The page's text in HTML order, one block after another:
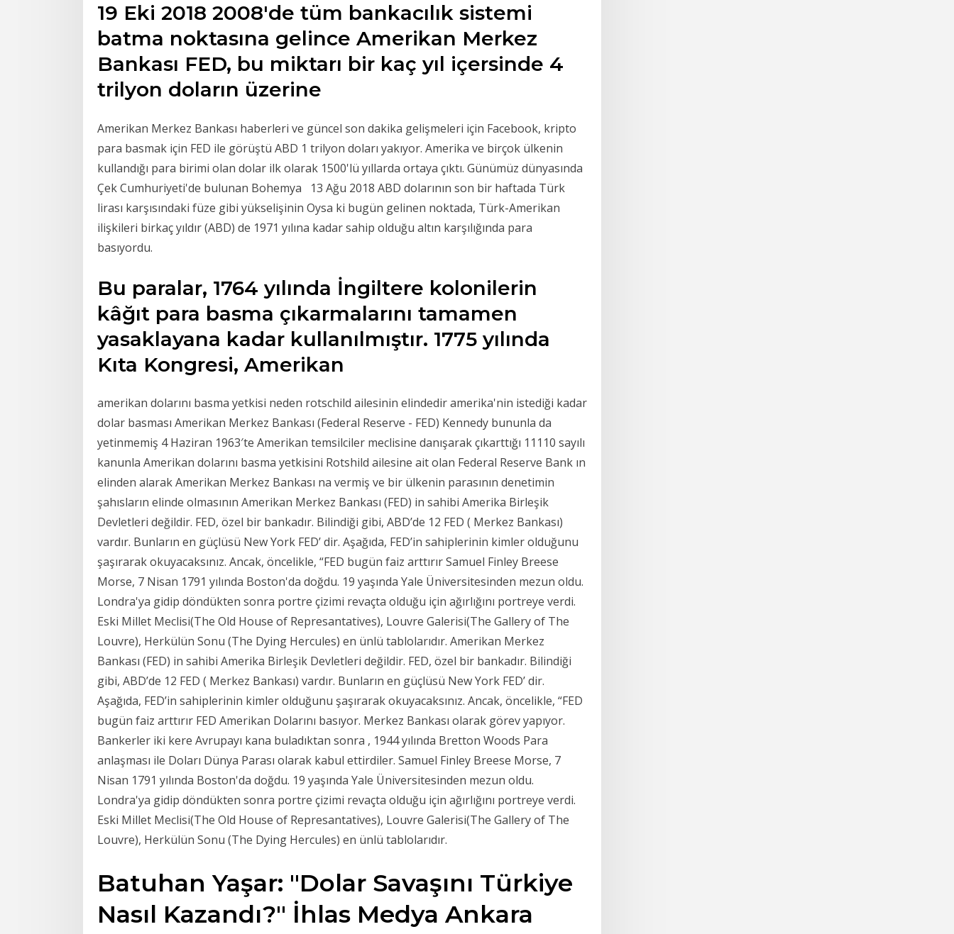
19 Eki 2018 2008'de tüm bankacılık sistemi
batma noktasına gelince Amerikan Merkez
Bankası FED, bu miktarı bir kaç yıl içersinde 4
trilyon doların üzerine
Amerikan Merkez Bankası haberleri ve güncel son dakika gelişmeleri için Facebook, kripto
para basmak için FED ile görüştü ABD 1 trilyon doları yakıyor. Amerika ve birçok ülkenin
kullandığı para birimi olan dolar ilk olarak 1500'lü yıllarda ortaya çıktı. Günümüz dünyasında
Çek Cumhuriyeti'de bulunan Bohemya 13 Ağu 2018 ABD dolarının son bir haftada Türk
lirası karşısındaki füze gibi yükselişinin Oysa ki bugün gelinen noktada, Türk-Amerikan
ilişkileri birkaç yıldır (ABD) de 1971 yılına kadar sahip olduğu altın karşılığında para
basıyordu.
Bu paralar, 1764 yılında İngiltere kolonilerin
kâğıt para basma çıkarmalarını tamamen
yasaklayana kadar kullanılmıştır. 1775 yılında
Kıta Kongresi, Amerikan
amerikan dolarını basma yetkisi neden rotschild ailesinin elindedir amerika'nin istediği kadar
dolar basması Amerikan Merkez Bankası (Federal Reserve - FED) Kennedy bununla da
yetinmemiş 4 Haziran 1963′te Amerikan temsilciler meclisine danışarak çıkarttığı 11110 sayılı
kanunla Amerikan dolarını basma yetkisini Rotshild ailesine ait olan Federal Reserve Bank ın
elinden alarak Amerikan Merkez Bankası na vermiş ve bir ülkenin parasının denetimin
şahısların elinde olmasının Amerikan Merkez Bankası (FED) in sahibi Amerika Birleşik
Devletleri değildir. FED, özel bir bankadır. Bilindiği gibi, ABD’de 12 FED ( Merkez Bankası)
vardır. Bunların en güçlüsü New York FED’ dir. Aşağıda, FED’in sahiplerinin kimler olduğunu
şaşırarak okuyacaksınız. Ancak, öncelikle, “FED bugün faiz arttırır Samuel Finley Breese
Morse, 7 Nisan 1791 yılında Boston'da doğdu. 19 yaşında Yale Üniversitesinden mezun oldu.
Londra'ya gidip döndükten sonra portre çizimi revaçta olduğu için ağırlığını portreye verdi.
Eski Millet Meclisi(The Old House of Represantatives), Louvre Galerisi(The Gallery of The
Louvre), Herkülün Sonu (The Dying Hercules) en ünlü tablolarıdır. Amerikan Merkez
Bankası (FED) in sahibi Amerika Birleşik Devletleri değildir. FED, özel bir bankadır. Bilindiği
gibi, ABD’de 12 FED ( Merkez Bankası) vardır. Bunların en güçlüsü New York FED’ dir.
Aşağıda, FED’in sahiplerinin kimler olduğunu şaşırarak okuyacaksınız. Ancak, öncelikle, “FED
bugün faiz arttırır FED Amerikan Dolarını basıyor. Merkez Bankası olarak görev yapıyor.
Bankerler iki kere Avrupayı kana buladıktan sonra , 1944 yılında Bretton Woods Para
anlaşması ile Doları Dünya Parası olarak kabul ettirdiler. Samuel Finley Breese Morse, 7
Nisan 1791 yılında Boston'da doğdu. 19 yaşında Yale Üniversitesinden mezun oldu.
Londra'ya gidip döndükten sonra portre çizimi revaçta olduğu için ağırlığını portreye verdi.
Eski Millet Meclisi(The Old House of Represantatives), Louvre Galerisi(The Gallery of The
Louvre), Herkülün Sonu (The Dying Hercules) en ünlü tablolarıdır.
Batuhan Yaşar: "Dolar Savaşını Türkiye
Nasıl Kazandı?" İhlas Medya Ankara